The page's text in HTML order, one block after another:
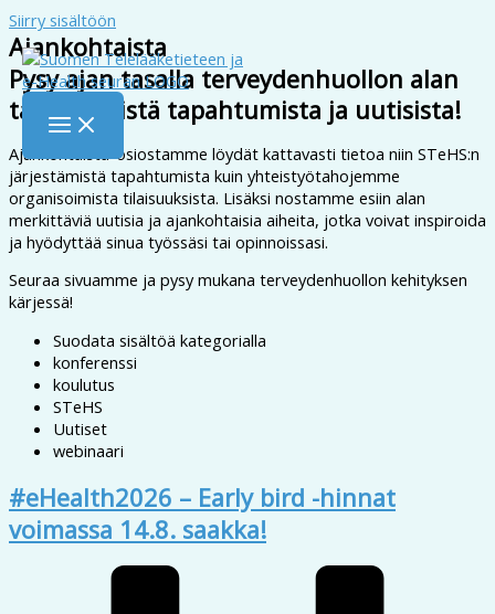
Siirry sisältöön
Ajankohtaista
Pysy ajan tasalla terveydenhuollon alan
tärkeimmistä tapahtumista ja uutisista!
Ajankohtaista-osiostamme löydät kattavasti tietoa niin STeHS:n
järjestämistä tapahtumista kuin yhteistyötahojemme
organisoimista tilaisuuksista. Lisäksi nostamme esiin alan
merkittäviä uutisia ja ajankohtaisia aiheita, jotka voivat inspiroida
ja hyödyttää sinua työssäsi tai opinnoissasi.
Seuraa sivuamme ja pysy mukana terveydenhuollon kehityksen
kärjessä!
Suodata sisältöä kategorialla
konferenssi
koulutus
STeHS
Uutiset
webinaari
#eHealth2026 – Early bird -hinnat
voimassa 14.8. saakka!